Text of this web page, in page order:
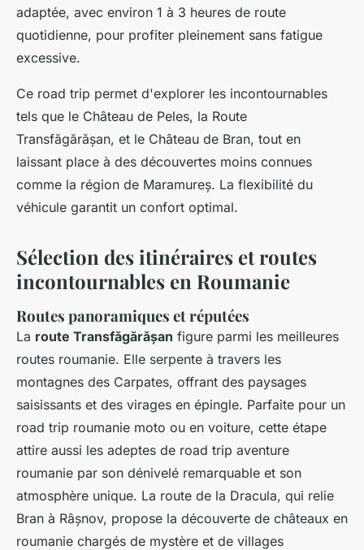
adaptée, avec environ 1 à 3 heures de route
quotidienne, pour profiter pleinement sans fatigue
excessive.
Ce road trip permet d'explorer les incontournables
tels que le Château de Peles, la Route
Transfăgărășan, et le Château de Bran, tout en
laissant place à des découvertes moins connues
comme la région de Maramureș. La flexibilité du
véhicule garantit un confort optimal.
Sélection des itinéraires et routes
incontournables en Roumanie
Routes panoramiques et réputées
La route Transfăgărășan figure parmi les meilleures
routes roumanie. Elle serpente à travers les
montagnes des Carpates, offrant des paysages
saisissants et des virages en épingle. Parfaite pour un
road trip roumanie moto ou en voiture, cette étape
attire aussi les adeptes de road trip aventure
roumanie par son dénivelé remarquable et son
atmosphère unique. La route de la Dracula, qui relie
Bran à Râșnov, propose la découverte de châteaux en
roumanie chargés de mystère et de villages